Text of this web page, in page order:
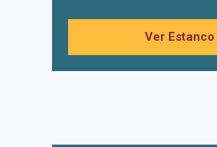
Ver Estanco